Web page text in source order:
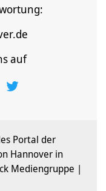
auf
Portal der
Hannover in
Mediengruppe |